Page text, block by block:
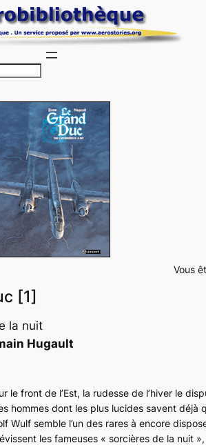
c
h
e
r
c
h
e
r
Vous
[1]
la nuit
Hugault
le front de l’Est, la rudesse de l’hiver le
hommes dont les plus lucides savent déjà
Wulf semble l’un des rares à encore
les fameuses « sorcières de la nuit